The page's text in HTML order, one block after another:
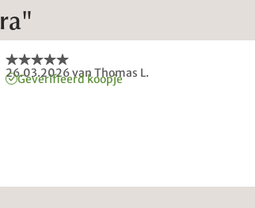
26.03.2026van Thomas L.
Geverifieerd koopje